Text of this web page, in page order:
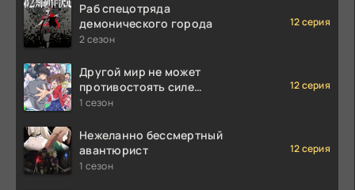
Раб спецотряда
демонического города
2 сезон
12 серия
Другой мир не может
противостоять силе
мгновенной смерти
1 сезон
12 серия
Нежеланно бессмертный
авантюрист
1 сезон
12 серия